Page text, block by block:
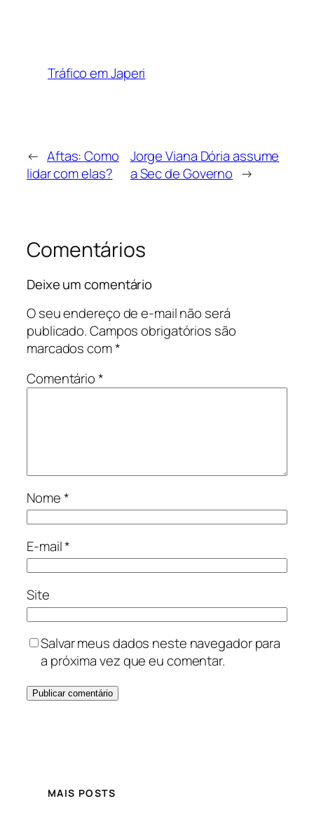
Tráfico em Japeri
← Aftas: Como
lidar com elas?
Jorge Viana Dória assume
a Sec de Governo →
Comentários
Deixe um comentário
O seu endereço de e-mail não será
publicado.Campos obrigatórios são
marcados com*
Comentário*
Nome*
E-mail*
Site
Salvar meus dados neste navegador para
a próxima vez que eu comentar.
MAIS POSTS